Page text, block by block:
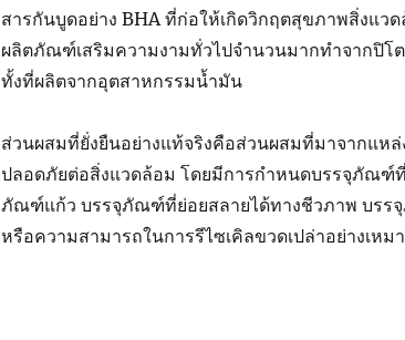
สารกันบูดอย่าง BHA ที่ก่อให้เกิดวิกฤตสุขภาพสิ่งแว
ผลิตภัณฑ์เสริมความงามทั่วไปจำนวนมากทำจากปิโ
ทั้งที่ผลิตจากอุตสาหกรรมน้ำมัน
ส่วนผสมที่ยั่งยืนอย่างแท้จริงคือส่วนผสมที่มาจากแห
ปลอดภัยต่อสิ่งแวดล้อม โดยมีการกำหนดบรรจุภัณฑ์
ภัณฑ์แก้ว บรรจุภัณฑ์ที่ย่อยสลายได้ทางชีวภาพ บรร
หรือความสามารถในการรีไซเคิลขวดเปล่าอย่างเห